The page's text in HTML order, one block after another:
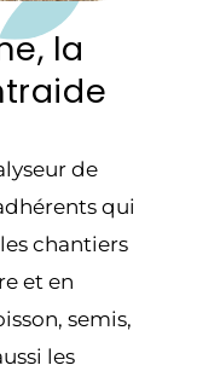
la
de
qui
chantiers
et en
semis,
les